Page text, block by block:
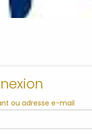
ou adresse e-mail